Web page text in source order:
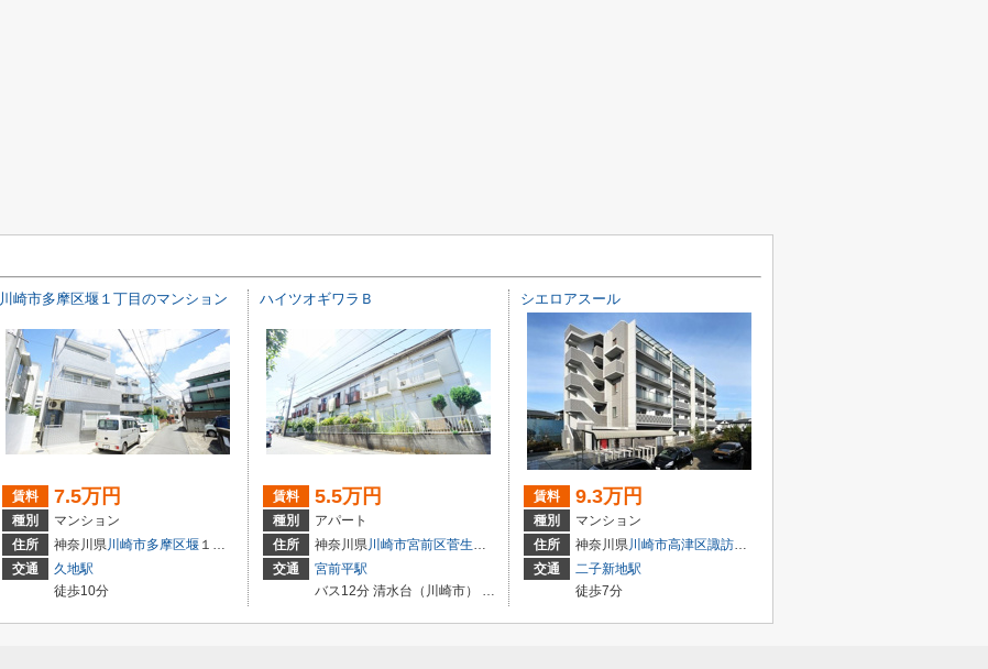
川崎市多摩区堰１丁目のマンション
賃料 7.5万円
種別
マンション
住所
神奈川県川崎市多摩区堰 １丁目
交通
久地駅
徒歩10分
ハイツオギワラＢ
賃料 5.5万円
種別
アパート
住所
神奈川県川崎市宮前区菅生５丁目
交通
宮前平駅
バス12分 清水台（川崎市） 停歩4分
シエロアスール
賃料 9.3万円
種別
マンション
住所
神奈川県川崎市高津区諏訪１丁目
交通
二子新地駅
徒歩7分